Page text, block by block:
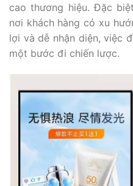
cao thương hiệu. Đặc
nơi khách hàng có xu
lợi và dễ nhận diện, việc
một bước đi chiến lược.